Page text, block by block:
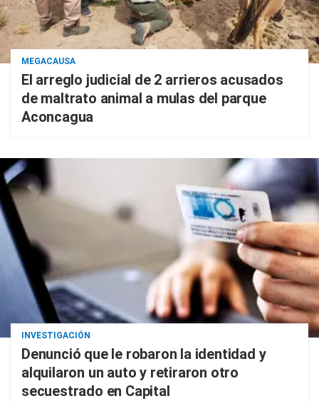
MEGACAUSA
El arreglo judicial de 2 arrieros acusados
de maltrato animal a mulas del parque
Aconcagua
INVESTIGACIÓN
Denunció que le robaron la identidad y
alquilaron un auto y retiraron otro
secuestrado en Capital